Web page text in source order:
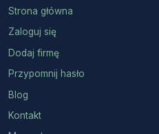
Strona główna
Zaloguj się
Dodaj firmę
Przypomnij hasło
Blog
Kontakt